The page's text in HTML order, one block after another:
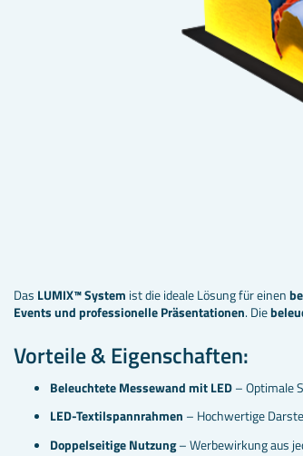
Das LUMIX™ System ist die ideale Lösung für einen
Events und professionelle Präsentationen. Die
Vorteile & Eigenschaften:
Beleuchtete Messewand mit LED– Optimale
LED-Textilspannrahmen – Hochwertige
Doppelseitige Nutzung– Werbewirkung aus